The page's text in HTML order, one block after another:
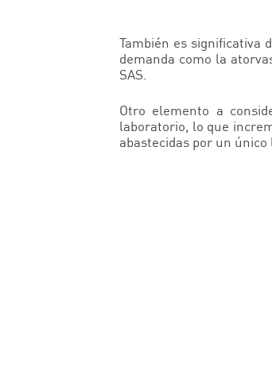
También es significativa
demanda como la
SAS.
Otro elemento a
laboratorio, lo que
abastecidas por un